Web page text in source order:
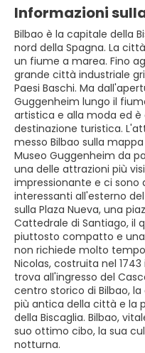
Informazioni
Bilbao è la capitale della
nord della Spagna. La
un fiume a marea. Fino
grande città industriale
Paesi Baschi. Ma
Guggenheim lungo il
artistica e alla moda ed
destinazione turistica.
messo Bilbao sulla
Museo Guggenheim da
una delle attrazioni più
impressionante e ci
interessanti all'esterno
sulla Plaza Nueva, una
Cattedrale di Santiago, il
piuttosto compatto e
non richiede molto
Nicolas, costruita nel 1743
trova all'ingresso del
centro storico di Bilbao,
più antica della città e la
della Biscaglia. Bilbao,
suo ottimo cibo, la sua
notturna.